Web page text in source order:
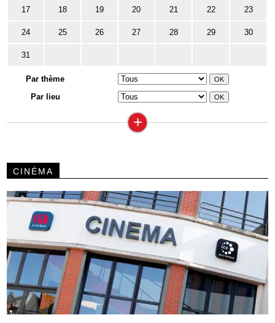
17 18 19 20 21 22 23
24 25 26 27 28 29 30
31
Par thème
Par lieu
+
CINÉMA